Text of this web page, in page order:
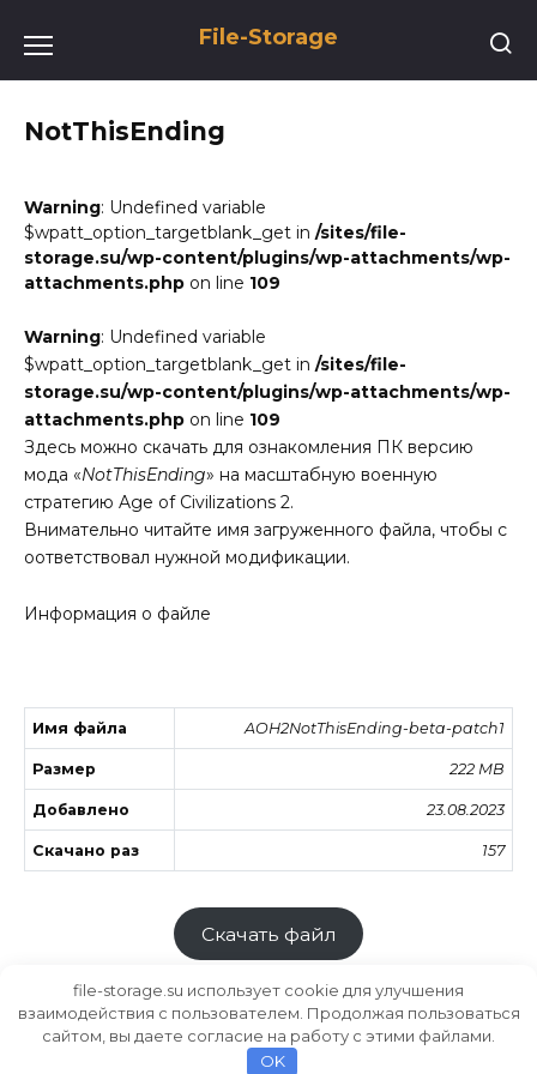
содержанию
File-Storage
NotThisEnding
Warning: Undefined variable
$wpatt_option_targetblank_get in /sites/file-
storage.su/wp-content/plugins/wp-attachments/wp-
attachments.php on line 109
Warning: Undefined variable
$wpatt_option_targetblank_get in /sites/file-
storage.su/wp-content/plugins/wp-attachments/wp-
attachments.php on line 109
Здесь можно скачать для ознакомления ПК версию
мода «NotThisEnding» на масштабную военную
стратегию Age of Civilizations 2.
Внимательно читайте имя загруженного файла, чтобы с
оответствовал нужной модификации.
Информация о файле
Имя файла AOH2NotThisEnding-beta-patch1
Размер 222 MB
Добавлено 23.08.2023
Скачано раз 157
Скачать файл
Хранилище файлов
file-storage.su использует cookie для улучшения
взаимодействия с пользователем. Продолжая пользоваться
сайтом, вы даете согласие на работу с этими файлами.
OK